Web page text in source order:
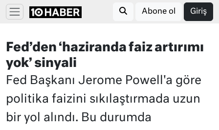
Abone ol Giriş
Fed’den ‘haziranda faiz artırımı
yok’ sinyali
Fed Başkanı Jerome Powell'a göre
politika faizini sıkılaştırmada uzun
bir yol alındı. Bu durumda